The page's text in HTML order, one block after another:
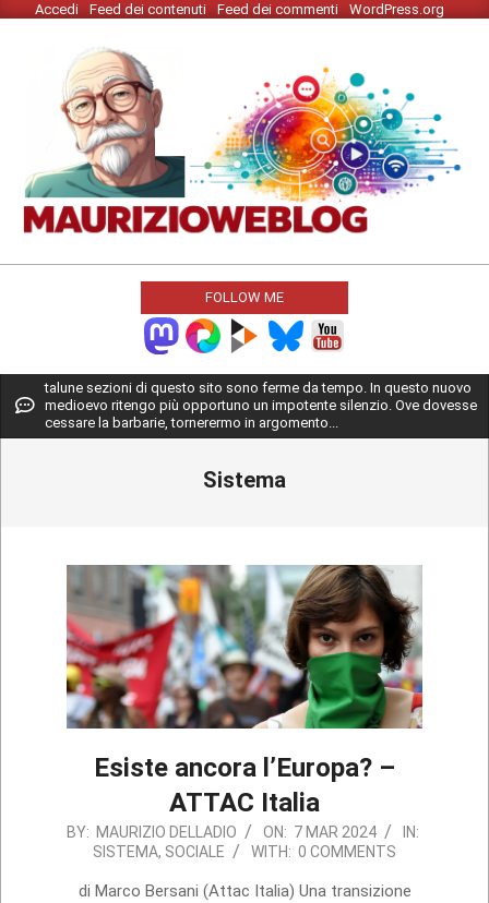
Skip Accedi Feed dei contenuti Feed dei commenti WordPress.org
MAURIZIO
WEBLOG
FOLLOW ME
Primary
Navigation
Menu
talune sezioni di questo sito sono ferme da tempo. In questo nuovo
medioevo ritengo più opportuno un impotente silenzio. Ove dovesse
cessare la barbarie, tornerermo in argomento...
Sistema
Esiste ancora l’Europa? –
ATTAC Italia
2024-
07
BY: MAURIZIO DELLADIO ON: 7 MAR 2024
IN:
SISTEMA, SOCIALE WITH: 0 COMMENTS
di Marco Bersani (Attac Italia) Una transizione